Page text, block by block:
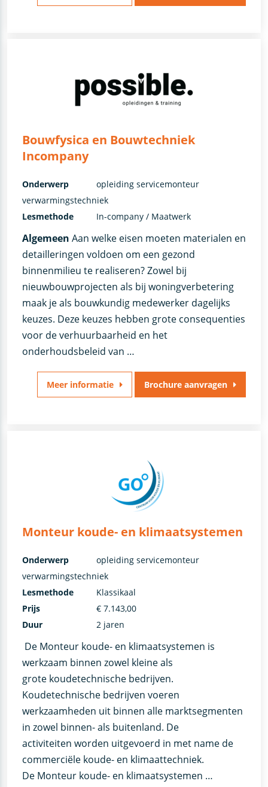
Bouwfysica en Bouwtechniek
Incompany
Algemeen Aan welke eisen moeten materialen en
detailleringen voldoen om een gezond
binnenmilieu te realiseren? Zowel bij
nieuwbouwprojecten als bij woningverbetering
maak je als bouwkundig medewerker dagelijks
keuzes. Deze keuzes hebben grote consequenties
voor de verhuurbaarheid en het
onderhoudsbeleid van …
Onderwerp
opleiding servicemonteur
verwarmingstechniek
Lesmethode
In-company / Maatwerk
Meer informatie Brochure aanvragen
Monteur koude- en klimaatsystemen
De Monteur koude- en klimaatsystemen is
werkzaam binnen zowel kleine als
grote koudetechnische bedrijven.
Koudetechnische bedrijven voeren
werkzaamheden uit binnen alle marktsegmenten
in zowel binnen- als buitenland. De
activiteiten worden uitgevoerd in met name de
commerciële koude- en klimaattechniek.
De Monteur koude- en klimaatsystemen …
Onderwerp
opleiding servicemonteur
verwarmingstechniek
Lesmethode
Klassikaal
Prijs
€ 7.143,00
Duur
2 jaren